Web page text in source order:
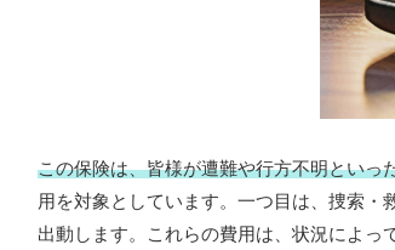
この保険は、皆様が遭難や行方不明といっ
用を対象としています。一つ目は、捜索
出動します。これらの費用は、状況によっ